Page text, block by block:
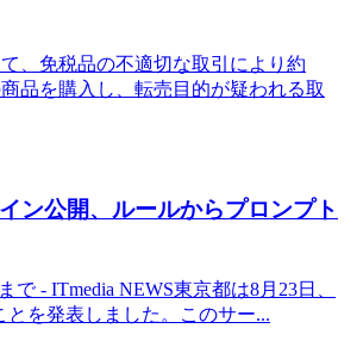
、免税品の不適切な取引により約
品を購入し、転売目的が疑われる取
ン公開、ルールからプロンプト
- ITmedia NEWS東京都は8月23日、
を発表しました。このサー...